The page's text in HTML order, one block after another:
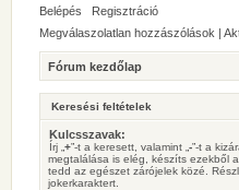
Belépés Regisztráció
Megválaszolatlan hozzászólások |
Fórum kezdőlap
Keresési feltételek
Kulcsszavak:
Írj „ +”-t a keresett, valamint „ -”-t a
megtalálása is elég, készíts ezekből a
tedd az egészet zárójelek közé.
jokerkaraktert.